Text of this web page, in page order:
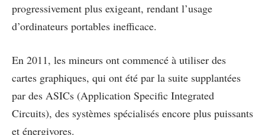
progressivement plus exigeant, rendant l’usage
d’ordinateurs portables inefficace.
En 2011, les mineurs ont commencé à utiliser des
cartes graphiques, qui ont été par la suite supplantées
par des ASICs (Application Specific Integrated
Circuits), des systèmes spécialisés encore plus puissants
et énergivores.